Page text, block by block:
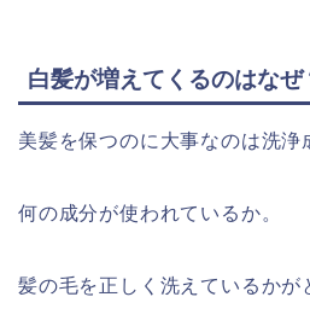
白髪が増えてくるのはなぜ
美髪を保つのに大事なのは洗浄
何の成分が使われているか。
髪の毛を正しく洗えているかが